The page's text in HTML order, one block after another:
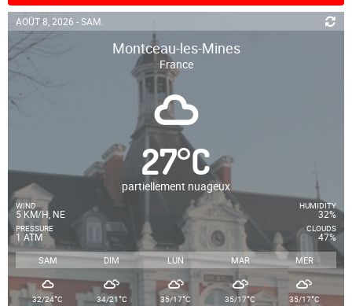
AOÛT 8, 2026 - SAM.
Montceau-les-Mines
France
27°C
partiellement nuageux
WIND
5 KM/H, NE
PRESSURE
1 ATM
HUMIDITY
32%
CLOUDS
47%
SAM DIM LUN MAR MER
32/24°C 34/21°C 35/17°C 35/17°C 35/17°C